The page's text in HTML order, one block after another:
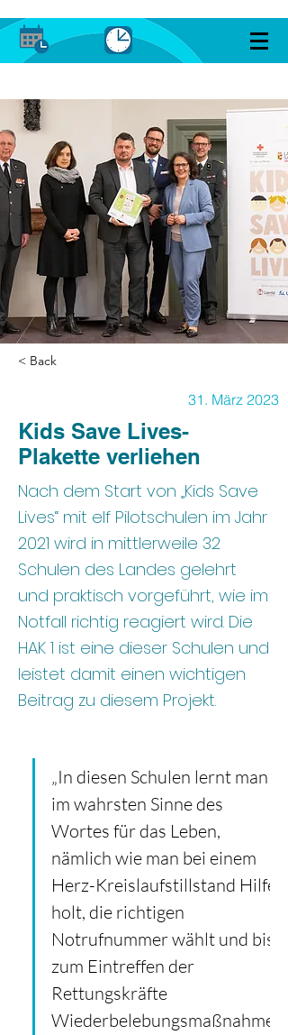
< Back
31. März 2023
Kids Save Lives-
Plakette verliehen
Nach dem Start von „Kids Save
Lives“ mit elf Pilotschulen im Jahr
2021 wird in mittlerweile 32
Schulen des Landes gelehrt
und praktisch vorgeführt, wie im
Notfall richtig reagiert wird. Die
HAK 1 ist eine dieser Schulen und
leistet damit einen wichtigen
Beitrag zu diesem Projekt.
„In diesen Schulen lernt man
im wahrsten Sinne des
Wortes für das Leben,
nämlich wie man bei einem
Herz-Kreislaufstillstand Hilfe
holt, die richtigen
Notrufnummer wählt und bis
zum Eintreffen der
Rettungskräfte
Wiederbelebungsmaßnahmen